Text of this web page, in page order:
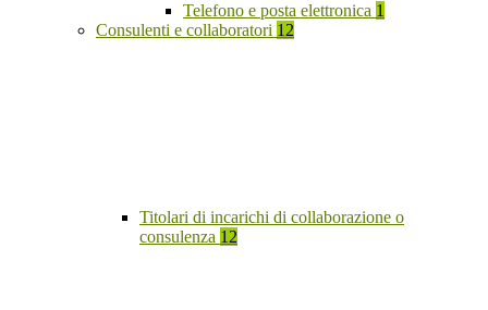
Telefono e posta elettronica 1
Consulenti e collaboratori 12
Titolari di incarichi di collaborazione o
consulenza 12